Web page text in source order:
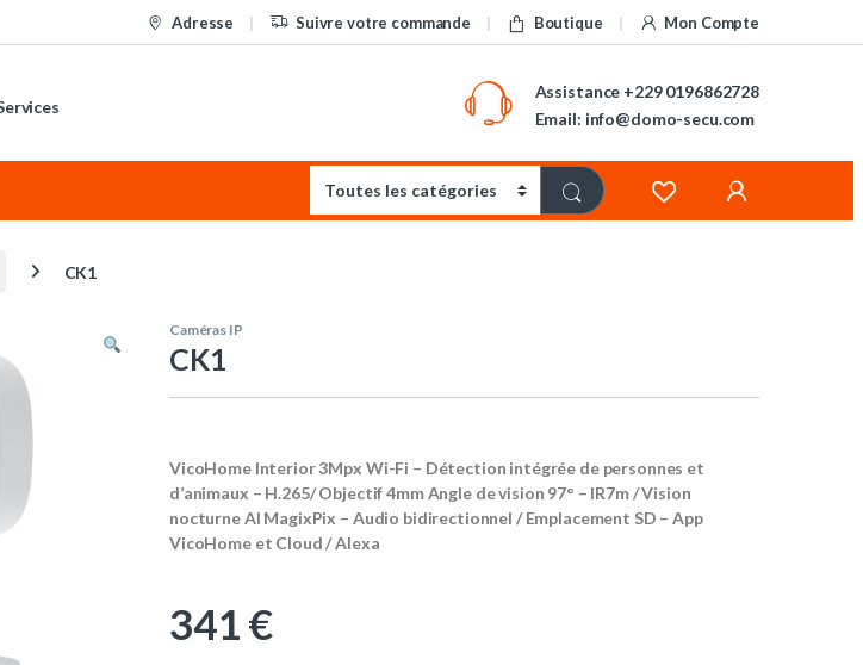
Adresse Suivre votre commande Boutique Mon Compte
Assistance +229 0196862728
Email: info@domo-secu.com
CK1
Caméras IP
CK1
VicoHome Interior 3Mpx Wi-Fi – Détection intégrée de personnes et
d’animaux – H.265/ Objectif 4mm Angle de vision 97° – IR7m / Vision
nocturne AI MagixPix – Audio bidirectionnel / Emplacement SD – App
VicoHome et Cloud / Alexa
341€